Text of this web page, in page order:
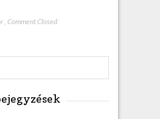
, Comment Closed
e